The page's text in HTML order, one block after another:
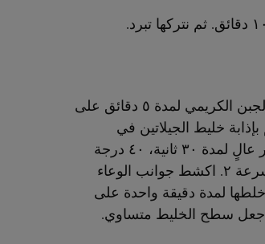
في آلة الخفق (مع المضرب الملحق)، ضع السكر والجبن الكريمي لمدة ٥ دقائق على
خليط الجيلاتين في
الميكروويف حتى يذوب تمامًا ولكن ليس ساخنًا (تأثير عالٍ لمدة ٣٠ ثانية، ٤٠ درجة
مئوية). أضف الخليط واخلطه لمدة دقيقتين على السرعة ٢. اكشط جوانب الوعاء
لمدة دقيقة واحدة على